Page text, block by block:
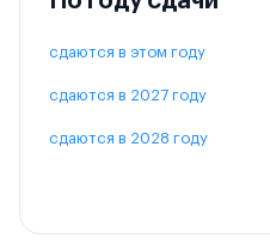
сдаются в этом году
сдаются в 2027 году
сдаются в 2028 году